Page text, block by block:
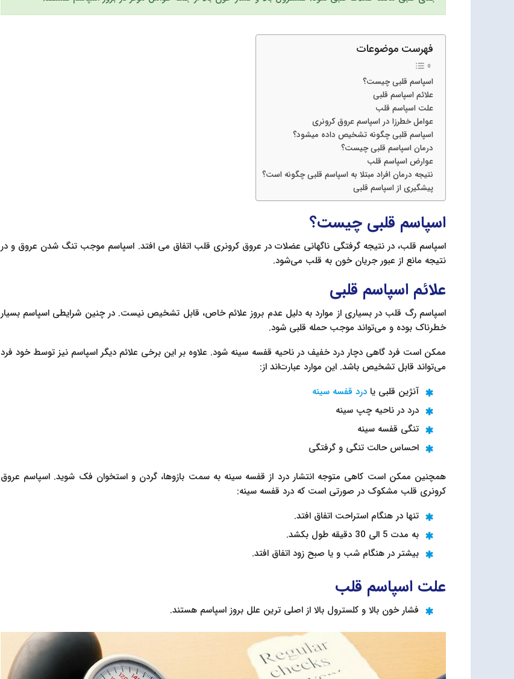
فهرست موضوعات
اسپاسم قلبی چیست؟
علائم اسپاسم قلبی
علت اسپاسم قلب
عوامل خطرزا در اسپاسم عروق کرونری
اسپاسم قلبی چگونه تشخیص داده میشود؟
درمان اسپاسم قلبی چیست؟
عوارض اسپاسم قلب
نتیجه درمان افراد مبتلا به اسپاسم قلبی چگونه است؟
پیشگیری از اسپاسم قلبی
اسپاسم قلبی چیست؟
اسپاسم قلب، در نتیجه گرفتگی ناگهانی عضلات در عروق کرونری قلب اتفاق می افتد. اسپاسم موجب تنگ شدن عروق و در
نتیجه مانع از عبور جریان خون به قلب می‌شود.
علائم اسپاسم قلبی
اسپاسم رگ قلب در بسیاری از موارد به دلیل عدم بروز علائم خاص، قابل تشخیص نیست. در چنین شرایطی اسپاسم بسیار
خطرناک بوده و می‌تواند موجب حمله قلبی شود.
ممکن است فرد گاهی دچار درد خفیف در ناحیه قفسه سینه شود. علاوه بر این برخی علائم دیگر اسپاسم نیز توسط خود فرد
می‌تواند قابل تشخیص باشد. این موارد عبارت‌اند از:
آنژین قلبی یا درد قفسه سینه
درد در ناحیه چپ سینه
تنگی قفسه سینه
احساس حالت تنگی و گرفتگی
همچنین ممکن است کاهی متوجه انتشار درد از قفسه سینه به سمت بازوها، گردن و استخوان فک شوید. اسپاسم عروق
کرونری قلب مشکوک در صورتی است که درد قفسه سینه:
تنها در هنگام استراحت اتفاق افتد.
به مدت 5 الی 30 دقیقه طول بکشد.
بیشتر در هنگام شب و یا صبح زود اتفاق افتد.
علت اسپاسم قلب
فشار خون بالا و کلسترول بالا از اصلی ترین علل بروز اسپاسم هستند.